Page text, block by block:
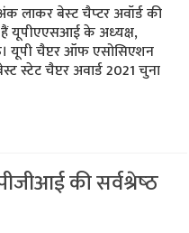
लाकर बेस्‍ट चैप्‍टर अवॉर्ड की
यूपीएएसआई के अध्‍यक्ष,
यूपी चैप्टर ऑफ एसोसिएशन
स्टेट चैप्टर अवार्ड 2021 चुना
की सर्वश्रेष्‍ठ